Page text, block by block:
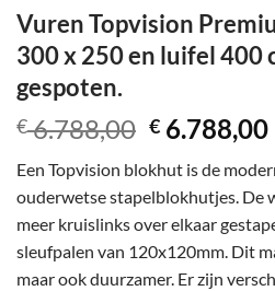
Vuren Topvision
300 x 250 en luifel 400
gespoten.
€6.788,00
was:
€
€ 6.788,00
Een Topvision blokhut is de
ouderwetse stapelblokhutjes. De
meer kruislinks over elkaar
sleufpalen van 120x120mm. Dit
maar ook duurzamer. Er zijn